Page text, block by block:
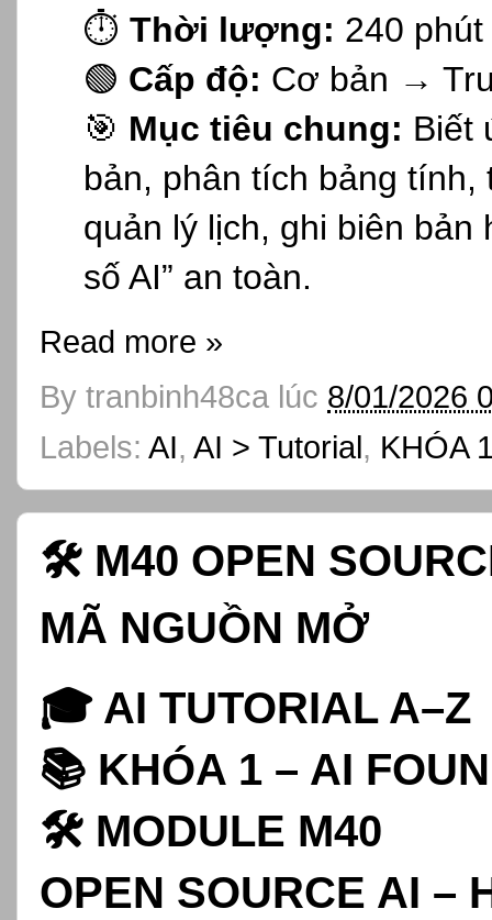
⏱️ Thời lượng: 240 phút
🟢 Cấp độ: Cơ bản →
🎯 Mục tiêu chung: Biết
bản, phân tích bảng
quản lý lịch, ghi biên bản
số AI” an toàn.
Read more »
By tranbinh48ca lúc 8/01/2026
Labels: AI, AI > Tutorial , KHÓA
🛠️ M40 OPEN
MÃ NGUỒN MỞ
🎓 AI TUTORIAL A–Z
📚 KHÓA 1 – AI
🛠️ MODULE M40
OPEN SOURCE AI –